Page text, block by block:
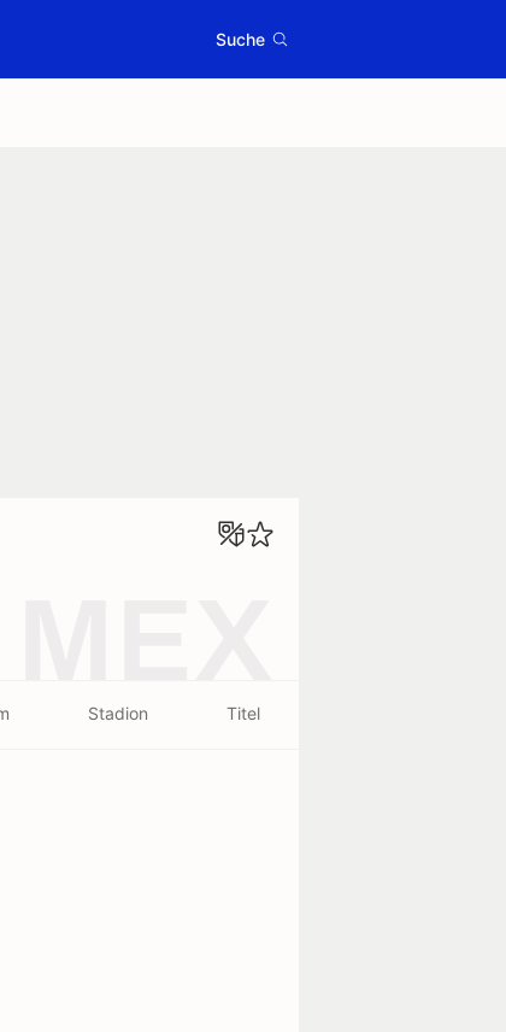
Suche
Stadion Titel